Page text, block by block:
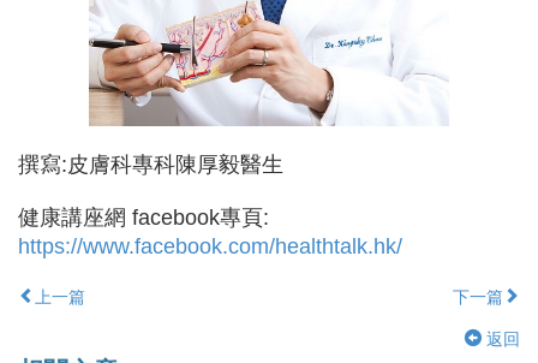
撰寫:皮膚科專科陳厚毅醫生
健康講座網 facebook專頁:
https://www.facebook.com/healthtalk.hk/
上一篇 下一篇
返回